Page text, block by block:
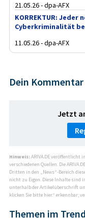
21.05.26 - dpa-AFX
KORREKTUR: Jeder
Cyberkriminalität
11.05.26 - dpa-AFX
Dein
Jetzt
Hinweis:ARIVA.DE veröffentlicht
verschiedenen Quellen. Die
Dritten in den „News“-Bereich
nicht zu Eigen. Diese Inhalte sind
unterhalb der Artikelüberschrift
klicken Sie bitte hier.“ erkennbar;
Themen im Trend